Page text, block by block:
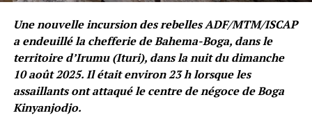
Une nouvelle incursion des rebelles ADF/MTM/ISCAP
a endeuillé la chefferie de Bahema-Boga, dans le
territoire d’Irumu (Ituri), dans la nuit du dimanche
10 août 2025. Il était environ 23 h lorsque les
assaillants ont attaqué le centre de négoce de Boga
Kinyanjodjo.